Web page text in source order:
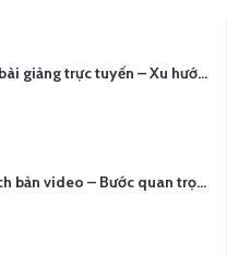
Quay & dựng bài giảng trực tuyến – Xu hướng đào tạo thời đại số
Dịch vụ viết kịch bản video – Bước quan trọng quyết định thành công nội dung